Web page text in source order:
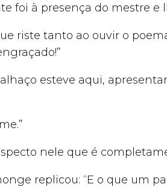
foi à presença do mestre e
riste tanto ao ouvir o
esteve aqui,
nele que é
replicou: “E o que um